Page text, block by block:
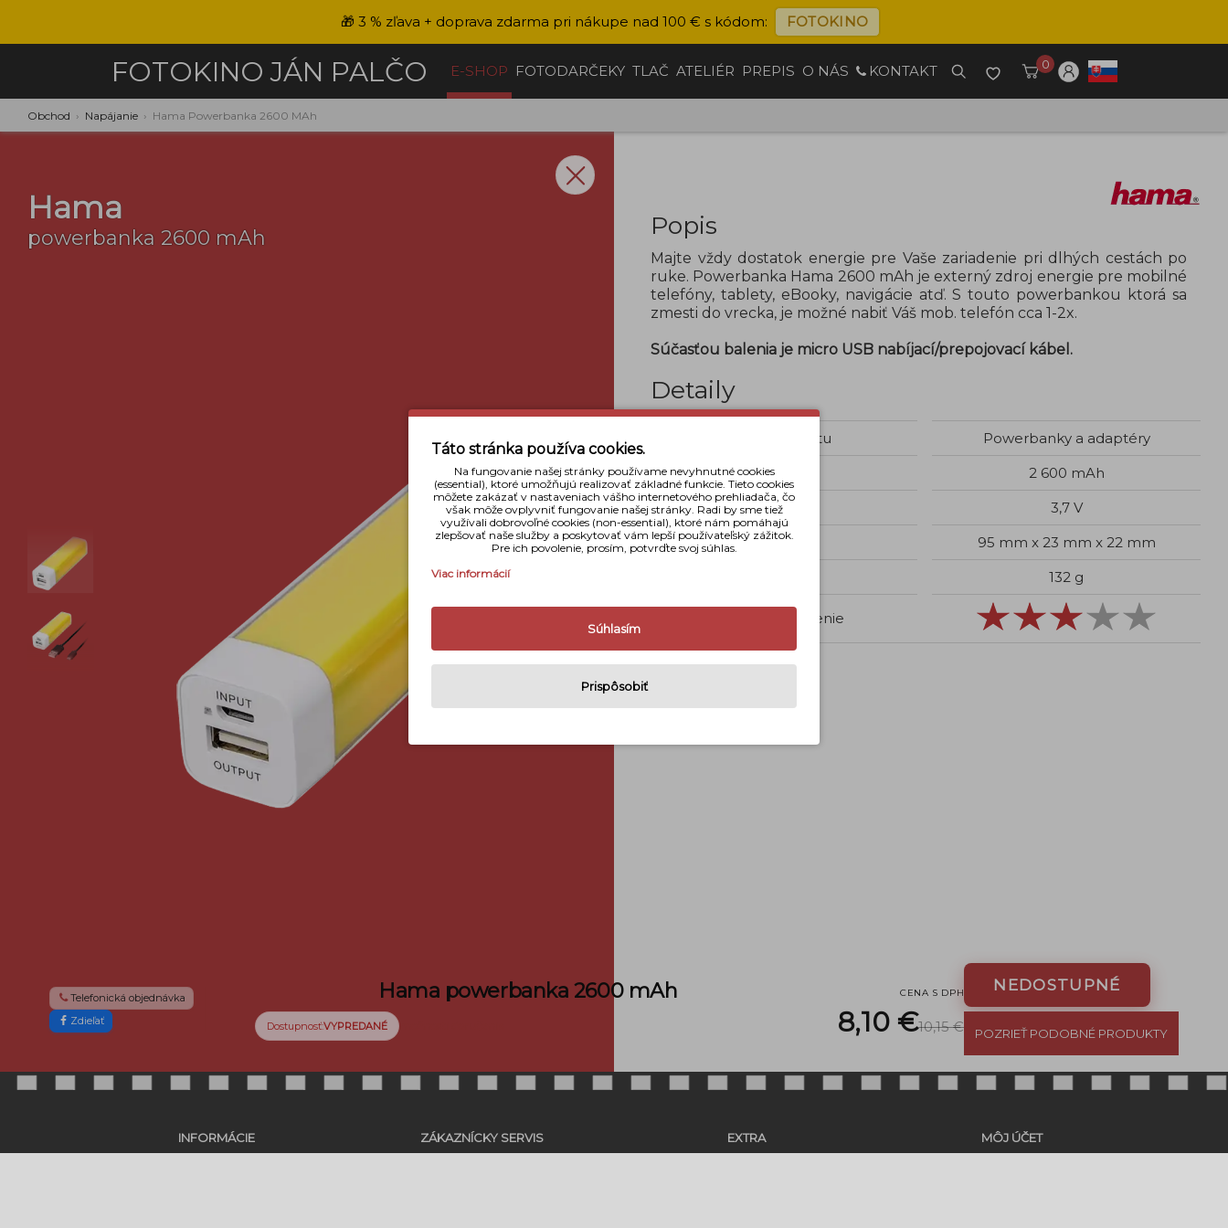
🎁 3 % zľava + doprava zdarma pri nákupe nad 100 € s kódom: FOTOKINO
FOTOKINO JÁN PALČO E-SHOP FOTODARČEKY TLAČ ATELIÉR PREPIS O NÁS KONTAKT 0
Obchod › Napájanie › Hama Powerbanka 2600 MAh
Hama
powerbanka 2600 mAh Popis
Majte vždy dostatok energie pre Vaše zariadenie pri dlhých cestách po
ruke. Powerbanka Hama 2600 mAh je externý zdroj energie pre mobilné
telefóny, tablety, eBooky, navigácie atď. S touto powerbankou ktorá sa
zmesti do vrecka, je možné nabiť Váš mob. telefón cca 1-2x.
Súčasťou balenia je micro USB nabíjací/prepojovací kábel.
Detaily
Typ produktu
Powerbanky a adaptéry
Kapacita
2 600 mAh
Napätie
3,7 V
Rozmery
95 mm x 23 mm x 22 mm
132 g
Naše hodnotenie
Táto stránka používa cookies.
Na fungovanie našej stránky používame nevyhnutné cookies
(essential), ktoré umožňujú realizovať základné funkcie. Tieto cookies
môžete zakázať v nastaveniach vášho internetového prehliadača, čo
však môže ovplyvniť fungovanie našej stránky. Radi by sme tiež
využívali dobrovoľné cookies (non-essential), ktoré nám pomáhajú
zlepšovať naše služby a poskytovať vám lepší používateľský zážitok.
Pre ich povolenie, prosím, potvrďte svoj súhlas.
Viac informácií
Súhlasím
Prispôsobiť
INFORMÁCIE ZÁKAZNÍCKY SERVIS EXTRA MÔJ ÚČET
Telefonická objednávka
Zdieľať
Hama powerbanka 2600 mAh
Dostupnosť:VYPREDANÉ možnosti doručenia
CENA S DPH
8,10 €10,15 €
NEDOSTUPNÉ
POZRIEŤ PODOBNÉ PRODUKTY